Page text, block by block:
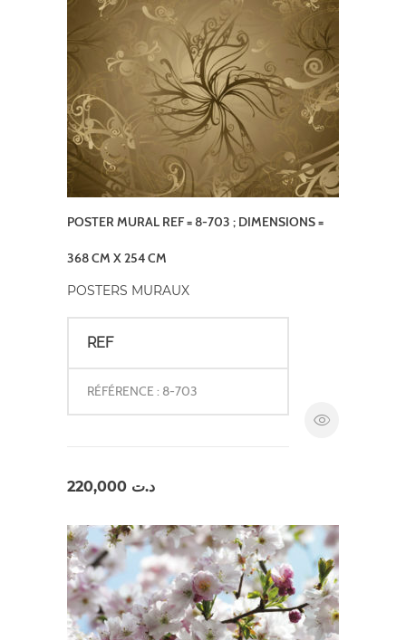
POSTER MURAL REF = 8-703 ; DIMENSIONS =
368 CM X 254 CM
POSTERS MURAUX
REF
RÉFÉRENCE : 8-703
د.ت